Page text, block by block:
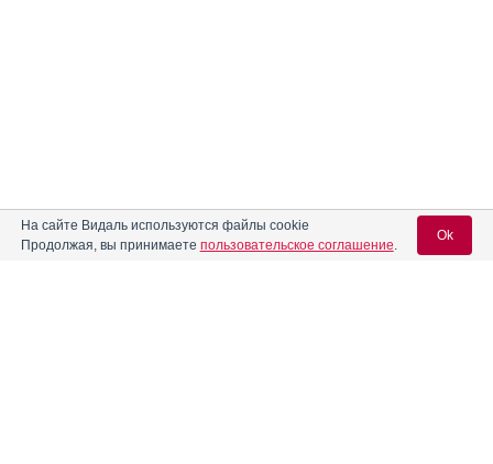
На сайте Видаль используются файлы cookie
Продолжая, вы принимаете пользовательское соглашение.
Ok